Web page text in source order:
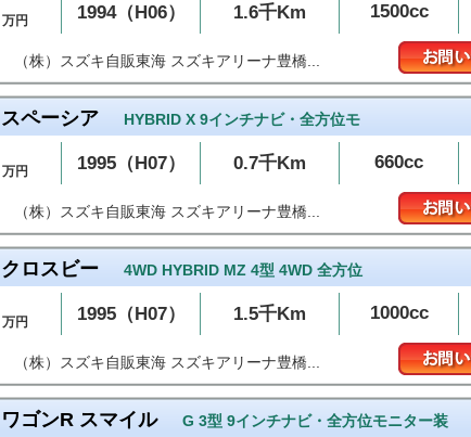
万円 1994（H06） 1.6千Km 1500cc
（株）スズキ自販東海 スズキアリーナ豊橋...
スペーシア HYBRID X 9インチナビ・全方位モ
万円 1995（H07） 0.7千Km 660cc
（株）スズキ自販東海 スズキアリーナ豊橋...
クロスビー 4WD HYBRID MZ 4型 4WD 全方位
万円 1995（H07） 1.5千Km 1000cc
（株）スズキ自販東海 スズキアリーナ豊橋...
ワゴンR スマイル G 3型 9インチナビ・全方位モニター装